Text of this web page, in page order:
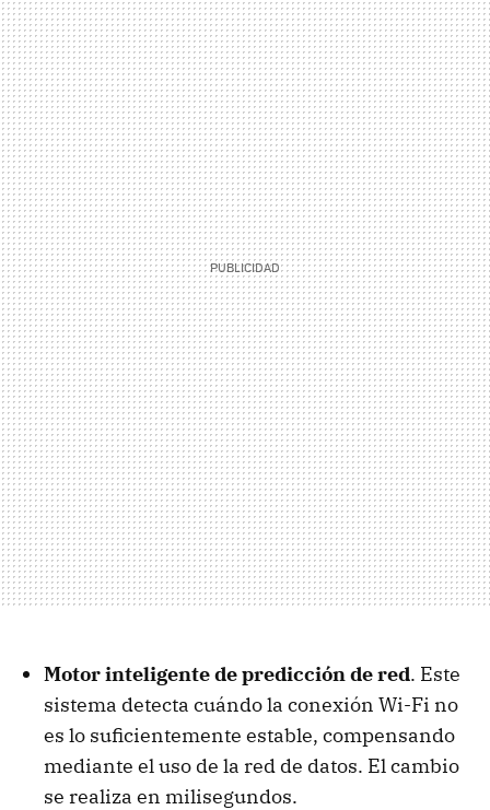
Motor inteligente de predicción de red. Este
sistema detecta cuándo la conexión Wi-Fi no
es lo suficientemente estable, compensando
mediante el uso de la red de datos. El cambio
se realiza en milisegundos.